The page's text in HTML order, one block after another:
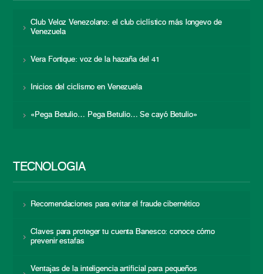
Club Veloz Venezolano: el club ciclístico más longevo de
Venezuela
Vera Fortique: voz de la hazaña del 41
Inicios del ciclismo en Venezuela
«Pega Betulio… Pega Betulio… Se cayó Betulio»
TECNOLOGÍA
Recomendaciones para evitar el fraude cibernético
Claves para proteger tu cuenta Banesco: conoce cómo
prevenir estafas
Ventajas de la inteligencia artificial para pequeños